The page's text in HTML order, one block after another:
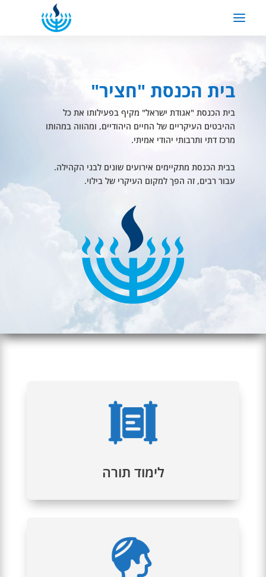
בית הכנסת "חציר"
בית הכנסת "אגודת ישראל" מקיף בפעילותו את כל
ההיבטים העיקריים של החיים היהודיים, ומהווה במהותו
מרכז דתי ותרבותי יהודי אמיתי.
בבית הכנסת מתקיימים אירועים שונים לבני הקהילה.
עבור רבים, זה הפך למקום העיקרי של בילוי.
לימוד תורה
לימוד תורה
מדי יום מתקיימים שיעורי תורה, אותם מלמדים
תפילות